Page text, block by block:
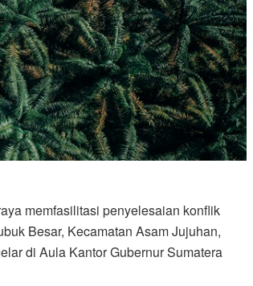
memfasilitasi penyelesaian konflik
Besar, Kecamatan Asam Jujuhan,
di Aula Kantor Gubernur Sumatera